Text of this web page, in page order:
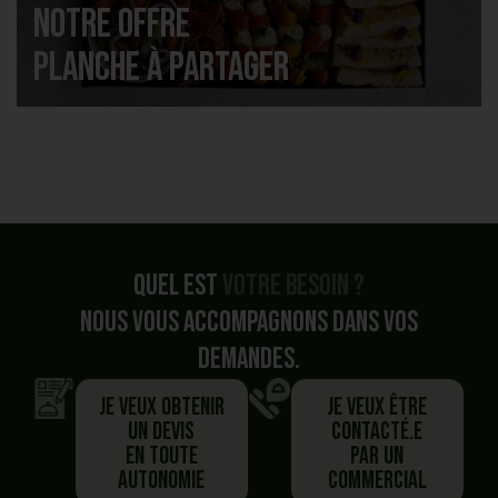
Notre offre
Planche à partager
Quel est
Nous vous accompagnons dans vos
demandes.
Je veux obtenir
un devis
en toute
autonomie
Je veux être
contacté.e
par un
commercial